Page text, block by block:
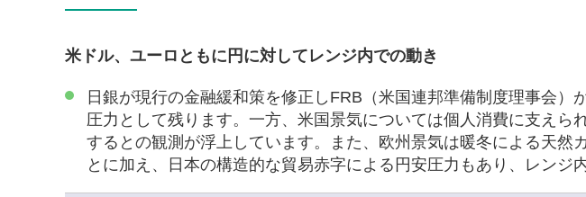
米ドル、ユーロともに円に対してレンジ内での動き
日銀が現行の金融緩和策を修正しFRB（米国連邦準備制度理事会）
圧力として残ります。一方、米国景気については個人消費に支えら
するとの観測が浮上しています。また、欧州景気は暖冬による天然
とに加え、日本の構造的な貿易赤字による円安圧力もあり、レンジ